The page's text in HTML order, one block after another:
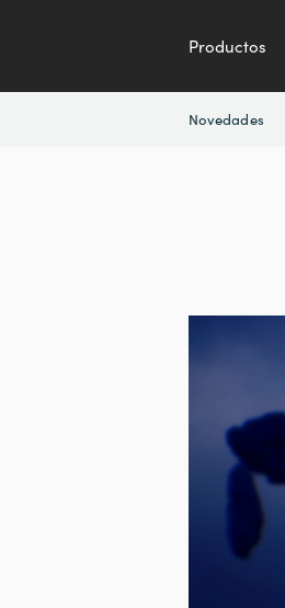
Productos
Novedades